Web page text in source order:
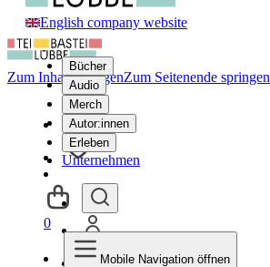
English company website
Bücher
Audio
Merch
Autor:innen
Erleben
Unternehmen
Zum Inhalt springenZum Seitenende springen
0
Mobile Navigation öffnen